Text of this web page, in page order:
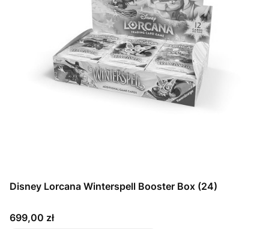
Disney Lorcana Winterspell Booster Box (24)
Cena
699,00 zł